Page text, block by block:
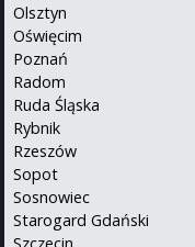
Olsztyn
Oświęcim
Poznań
Radom
Ruda Śląska
Rybnik
Rzeszów
Sopot
Sosnowiec
Starogard Gdański
Szczecin